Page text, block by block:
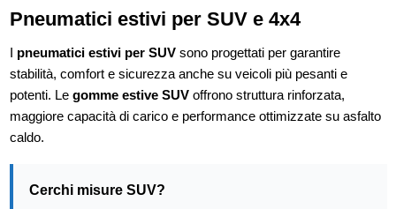
Pneumatici estivi per SUV e 4x4
I pneumatici estivi per SUVsono progettati per garantire
stabilità, comfort e sicurezza anche su veicoli più pesanti e
potenti. Le gomme estive SUVoffrono struttura rinforzata,
maggiore capacità di carico e performance ottimizzate su asfalto
caldo.
Cerchi misure SUV?